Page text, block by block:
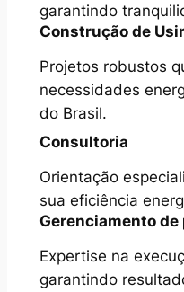
garantindo
Construção de
Projetos robustos
necessidades
do Brasil.
Consultoria
Orientação
sua eficiência
Gerenciamento de
Expertise na
garantindo